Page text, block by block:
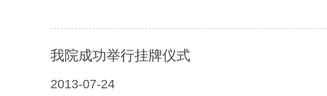
我院成功举行挂牌仪式
2013-07-24